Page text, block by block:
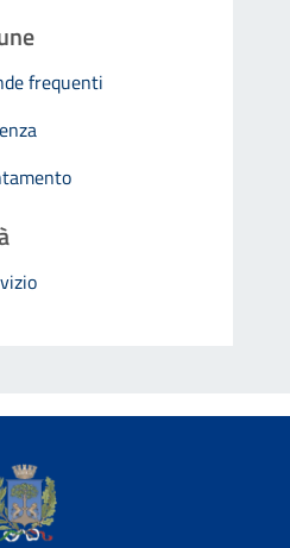
frequenti